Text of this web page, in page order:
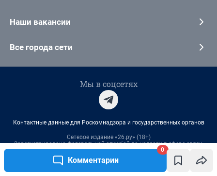
Комментарии
0
Наши вакансии
Все города сети
Мы в соцсетях
Контактные данные для Роскомнадзора и государственных органов
Сетевое издание «26.ру» (18+)
Зарегистрировано Федеральной службой по надзору в сфере связи,
информационных технологий и массовых коммуникаций
(Роскомнадзор).
Регистрационный номер и дата принятия решения о регистрации: ЭЛ №
ФС 77-84684 от 06.02.2023 г.